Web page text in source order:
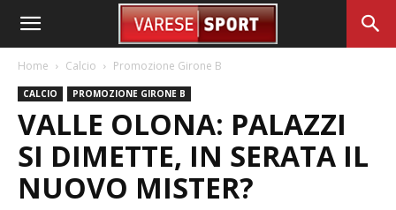
Home Calcio Promozione Girone B
CALCIO PROMOZIONE GIRONE B
VALLE OLONA: PALAZZI
SI DIMETTE, IN SERATA IL
NUOVO MISTER?